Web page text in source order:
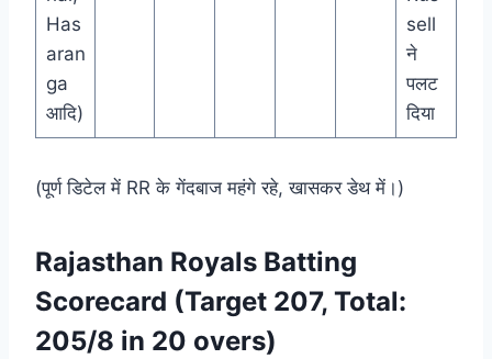
Has
aran
ga
आदि)
sell
ने
पलट
दिया
(पूर्ण डिटेल में RR के गेंदबाज महंगे रहे, खासकर डेथ में।)
Rajasthan Royals Batting
Scorecard (Target 207, Total:
205/8 in 20 overs)